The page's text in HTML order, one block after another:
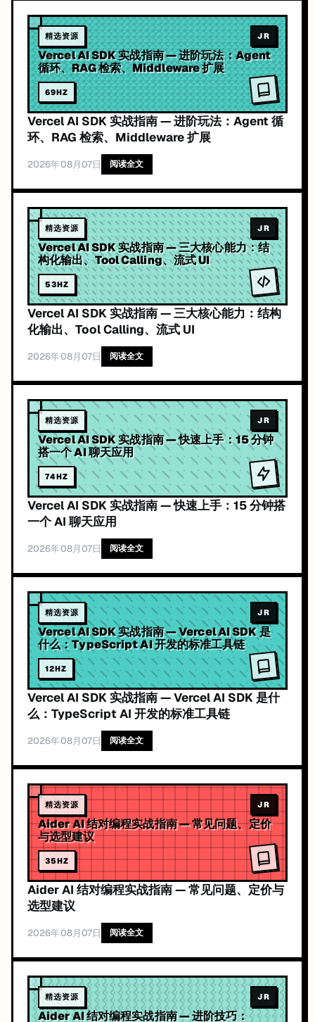
精选资源 JR
Vercel AI SDK 实战指南 — 进阶玩法：Agent
循环、RAG 检索、Middleware 扩展
69HZ
Vercel AI SDK 实战指南 — 进阶玩法：Agent 循
环、RAG 检索、Middleware 扩展
2026年08月07日 阅读全文
精选资源 JR
Vercel AI SDK 实战指南 — 三大核心能力：结
构化输出、Tool Calling、流式 UI
53HZ
Vercel AI SDK 实战指南 — 三大核心能力：结构
化输出、Tool Calling、流式 UI
2026年08月07日 阅读全文
精选资源 JR
Vercel AI SDK 实战指南 — 快速上手：15 分钟
搭一个 AI 聊天应用
74HZ
Vercel AI SDK 实战指南 — 快速上手：15 分钟搭
一个 AI 聊天应用
2026年08月07日 阅读全文
精选资源 JR
Vercel AI SDK 实战指南 — Vercel AI SDK 是
什么：TypeScript AI 开发的标准工具链
12HZ
Vercel AI SDK 实战指南 — Vercel AI SDK 是什
么：TypeScript AI 开发的标准工具链
2026年08月07日 阅读全文
精选资源 JR
Aider AI 结对编程实战指南 — 常见问题、定价
与选型建议
35HZ
Aider AI 结对编程实战指南 — 常见问题、定价与
选型建议
2026年08月07日 阅读全文
精选资源 JR
Aider AI 结对编程实战指南 — 进阶技巧：